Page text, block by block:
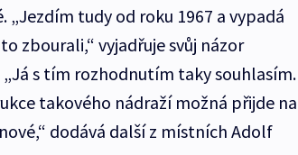
tudy od roku 1967 a vypadá
zbourali,“ vyjadřuje svůj názor
s tím rozhodnutím taky souhlasím.
takového nádraží možná přijde na
dodává další z místních Adolf